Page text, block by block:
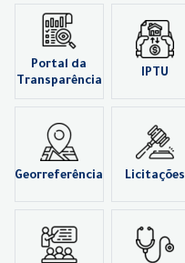
Portal da
Transparência
IPTU
Georreferência Licitações